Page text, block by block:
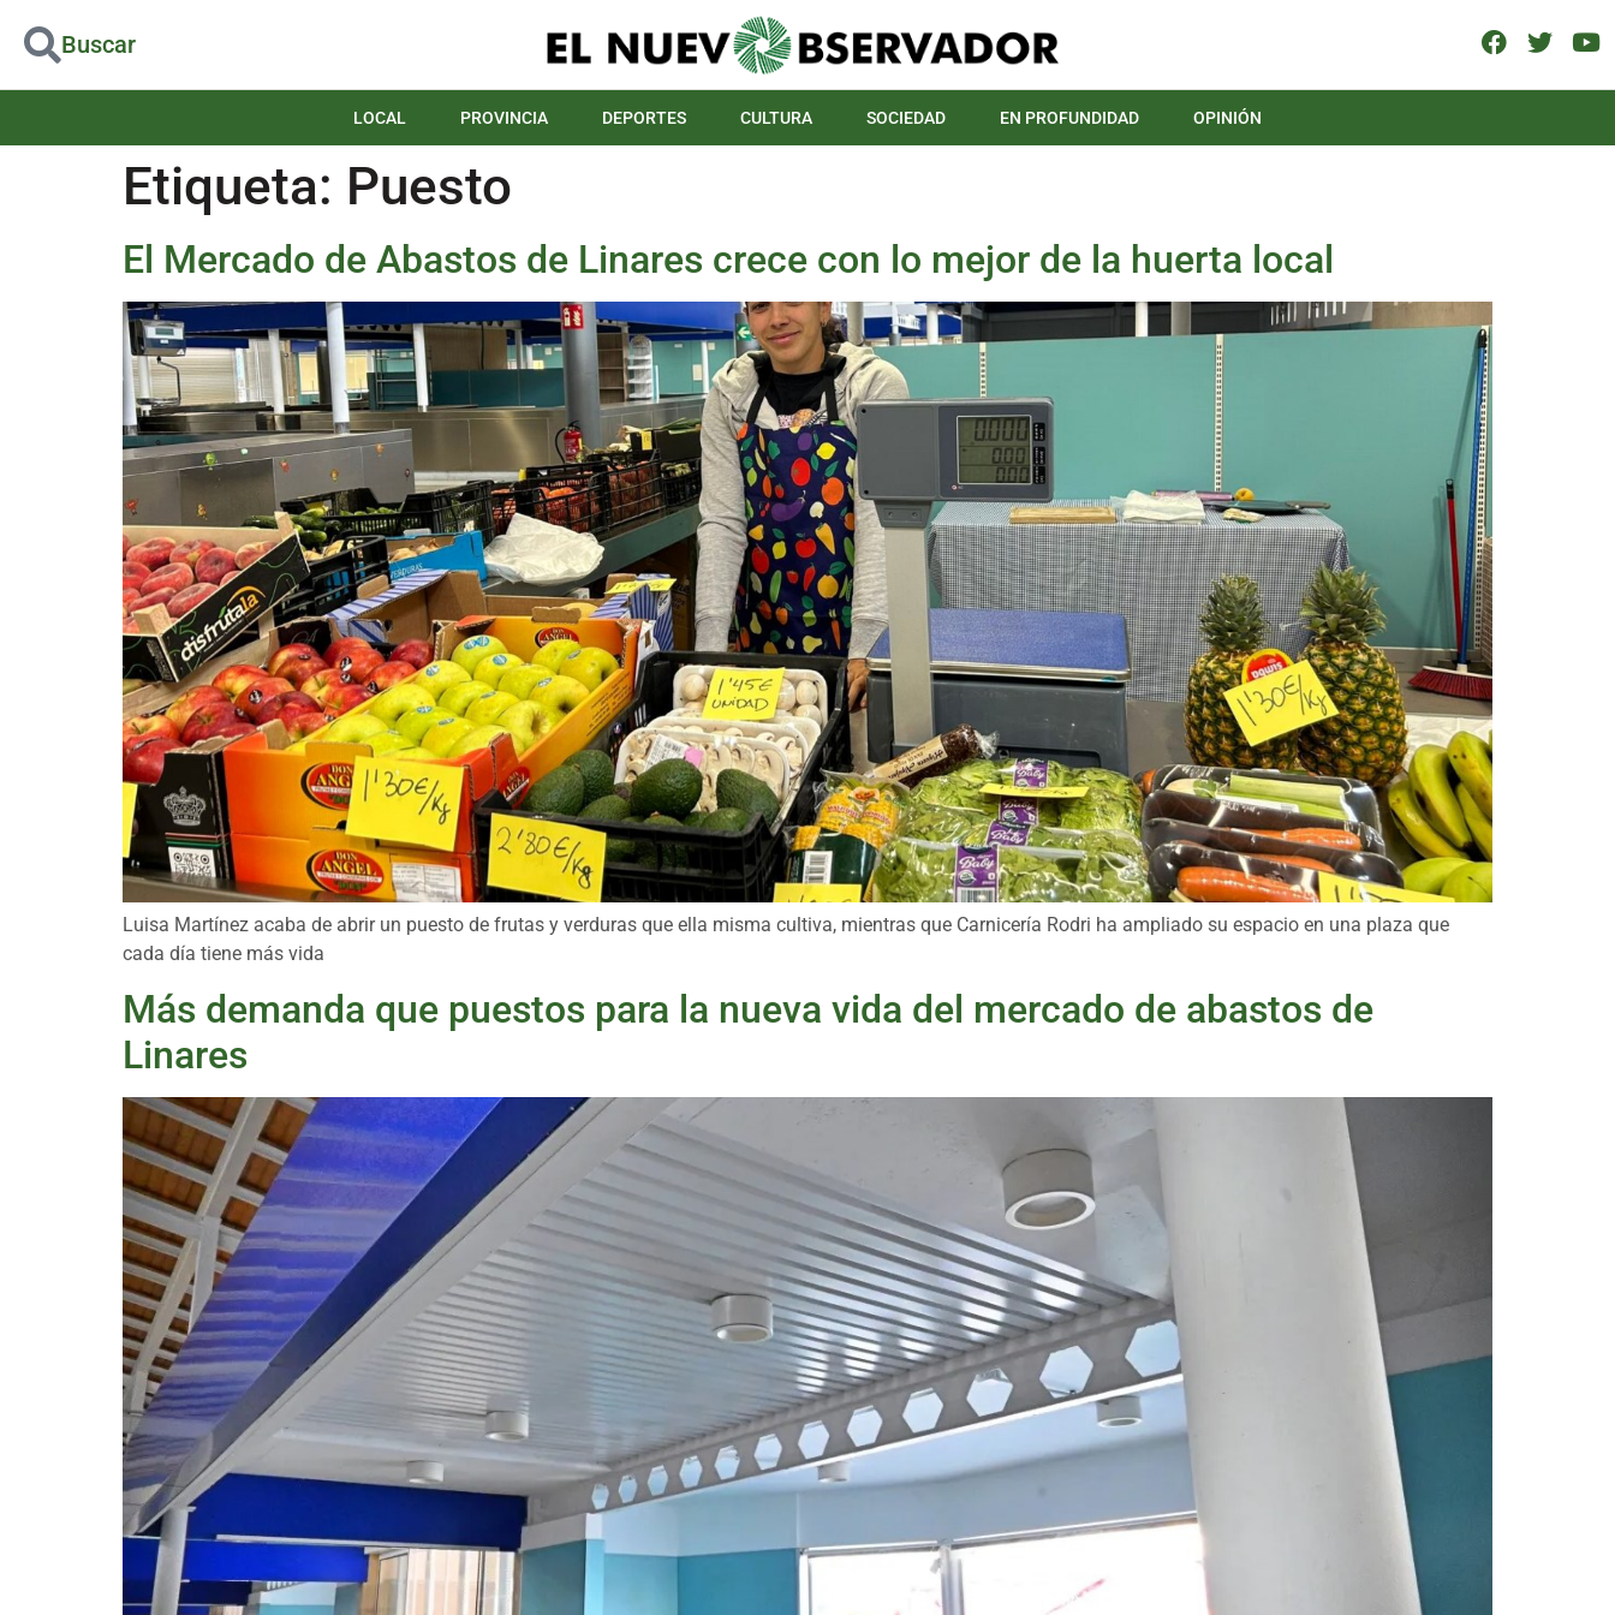
Buscar
LOCAL PROVINCIA DEPORTES CULTURA SOCIEDAD EN PROFUNDIDAD OPINIÓN
Etiqueta: Puesto
El Mercado de Abastos de Linares crece con lo mejor de la huerta local
Luisa Martínez acaba de abrir un puesto de frutas y verduras que ella misma cultiva, mientras que Carnicería Rodri ha ampliado su espacio en una plaza que
cada día tiene más vida
Más demanda que puestos para la nueva vida del mercado de abastos de
Linares